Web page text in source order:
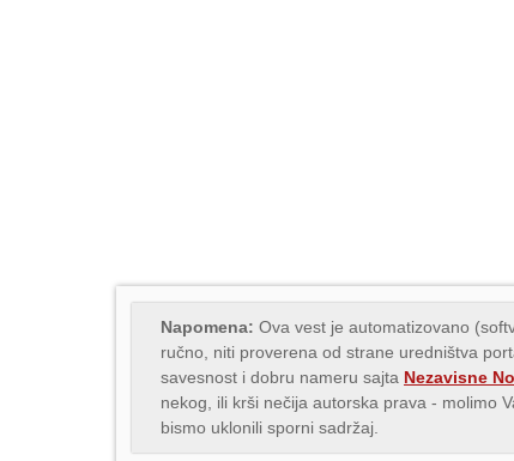
Napomena: Ova vest je automatizovano
ručno, niti proverena od strane uredništva
savesnost i dobru nameru sajta Nezavisne
nekog, ili krši nečija autorska prava - molimo
bismo uklonili sporni sadržaj.